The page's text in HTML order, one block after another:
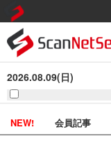
2026.08.09(日)
NEW! 会員記事